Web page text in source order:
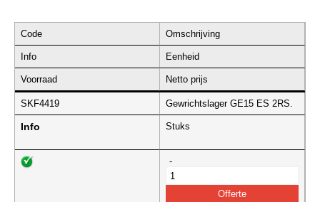
Code Omschrijving
Info Eenheid
Voorraad Netto prijs
SKF4419 Gewrichtslager GE15 ES 2RS.
Info Stuks
-